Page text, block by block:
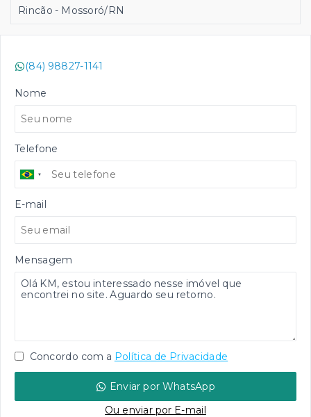
Rincão - Mossoró/RN
(84) 98827-1141
Nome
Telefone
E-mail
Mensagem
Concordo com a Política de Privacidade
Enviar por WhatsApp
Ou enviar por E-mail